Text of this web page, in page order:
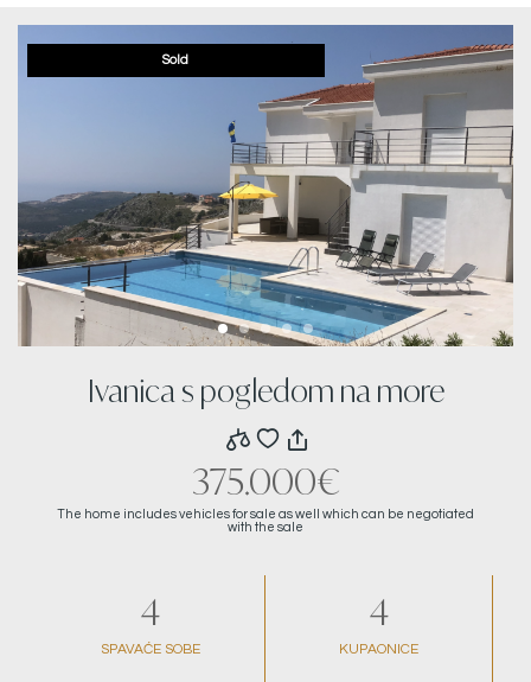
Sold
Ivanica s pogledom na more
375.000€
The home includes vehicles for sale as well which can be negotiated
with the sale
4
SPAVAĆE SOBE
4
KUPAONICE